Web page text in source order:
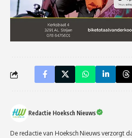
Redactie Hoeksch Nieuws
De redactie van Hoeksch Nieuws verzorgt